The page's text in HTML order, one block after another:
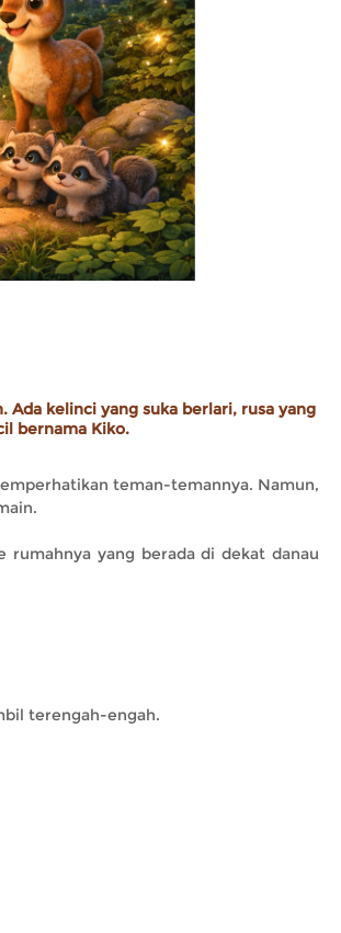
Ada kelinci yang suka berlari, rusa yang
bernama Kiko.
teman-temannya. Namun,
rumahnya yang berada di dekat danau
terengah-engah.